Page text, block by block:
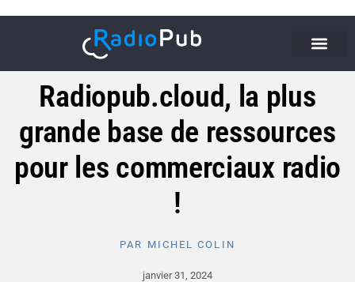
Radiopub.cloud, la plus
grande base de ressources
pour les commerciaux radio
!
PAR MICHEL COLIN
janvier 31, 2024